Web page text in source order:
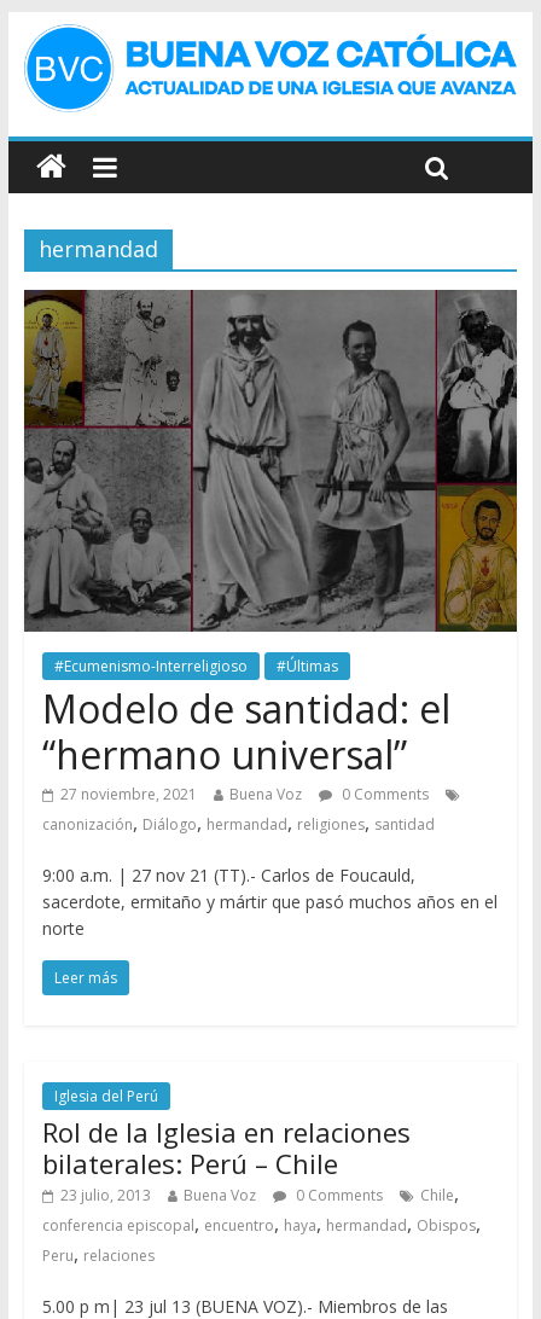
hermandad
#Ecumenismo-Interreligioso #Últimas
Modelo de santidad: el
“hermano universal”
27 noviembre, 2021 Buena Voz
0 Comments
canonización, Diálogo, hermandad, religiones, santidad
9:00 a.m. | 27 nov 21 (TT).- Carlos de Foucauld,
sacerdote, ermitaño y mártir que pasó muchos años en el
norte
Leer más
Iglesia del Perú
Rol de la Iglesia en relaciones
bilaterales: Perú – Chile
23 julio, 2013 Buena Voz 0 Comments Chile,
conferencia episcopal, encuentro, haya, hermandad, Obispos,
Peru, relaciones
5.00 p m| 23 jul 13 (BUENA VOZ).- Miembros de las